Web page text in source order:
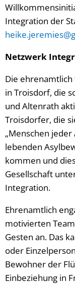
Integration der
Netzwerk
Die
in Troisdorf, die
und Altenrath
Troisdorfer, die
„Menschen
lebenden
kommen und
Gesellschaft
Integration.
Ehrenamtlich
motivierten
Gesten an. Das
oder
Bewohner der
Einbeziehung in